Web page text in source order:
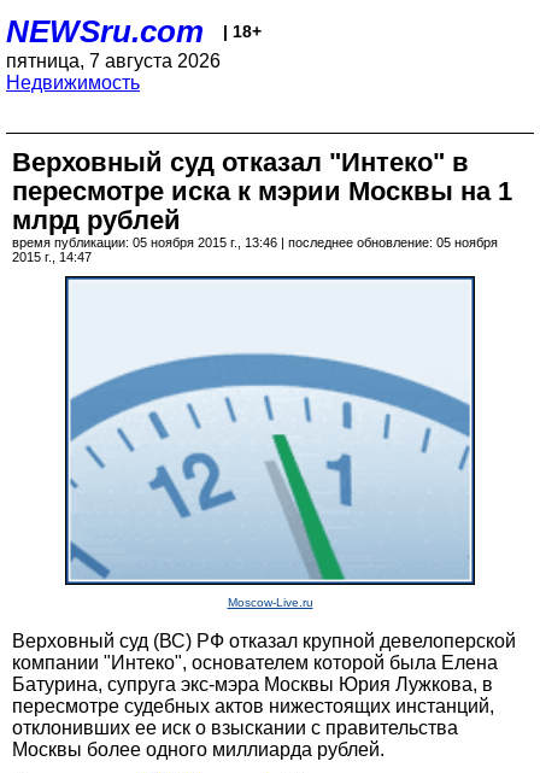
NEWSru.com | 18+
пятница, 7 августа 2026
Недвижимость
Верховный суд отказал "Интеко" в
пересмотре иска к мэрии Москвы на 1
млрд рублей
время публикации: 05 ноября 2015 г., 13:46 | последнее обновление: 05 ноября
2015 г., 14:47
Moscow-Live.ru
Верховный суд (ВС) РФ отказал крупной девелоперской
компании "Интеко", основателем которой была Елена
Батурина, супруга экс-мэра Москвы Юрия Лужкова, в
пересмотре судебных актов нижестоящих инстанций,
отклонивших ее иск о взыскании с правительства
Москвы более одного миллиарда рублей.